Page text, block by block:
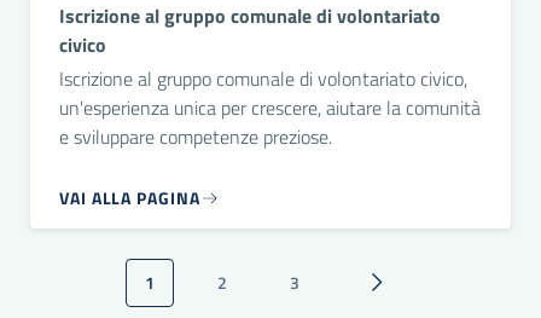
Iscrizione al gruppo comunale di volontariato
civico
Iscrizione al gruppo comunale di volontariato civico,
un'esperienza unica per crescere, aiutare la comunità
e sviluppare competenze preziose.
VAI ALLA PAGINA
Paginazione
Pagina attuale
1 Pagina
2 Pagina
3 Pagina successiva